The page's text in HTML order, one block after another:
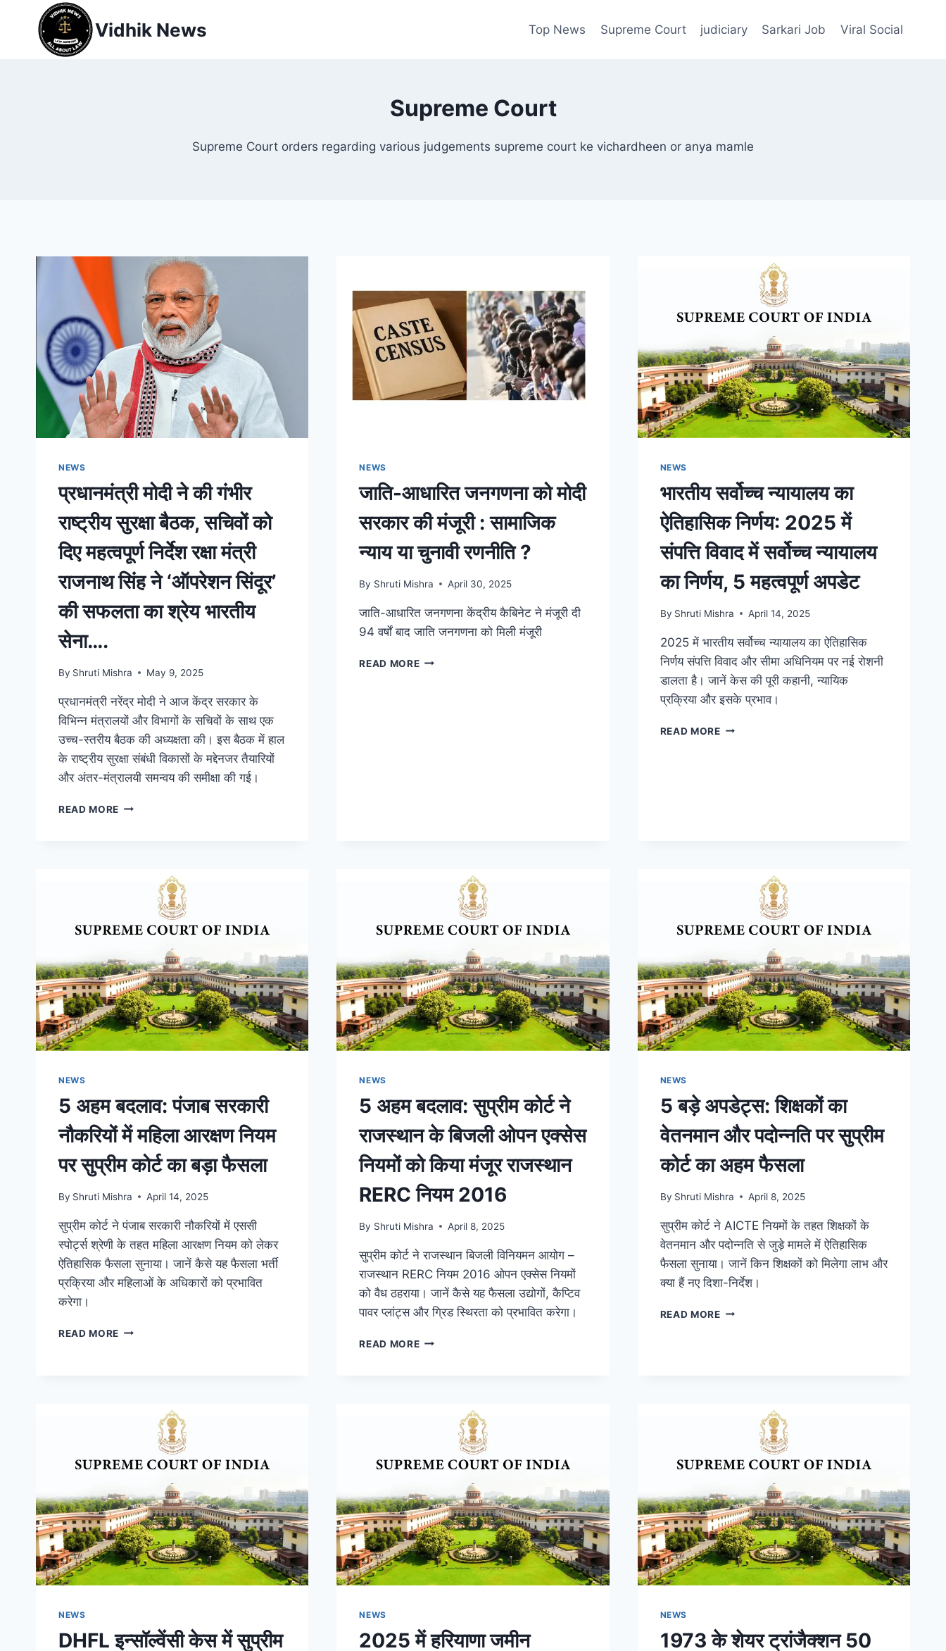
Vidhik News Top News Supreme Court judiciary Sarkari Job Viral Social
Supreme Court
Supreme Court orders regarding various judgements supreme court ke vichardheen or anya mamle
NEWS
प्रधानमंत्री मोदी ने की गंभीर
राष्ट्रीय सुरक्षा बैठक, सचिवों को
दिए महत्वपूर्ण निर्देश रक्षा मंत्री
राजनाथ सिंह ने ‘ऑपरेशन सिंदूर’
की सफलता का श्रेय भारतीय
सेना….
By Shruti Mishra May 9, 2025
प्रधानमंत्री नरेंद्र मोदी ने आज केंद्र सरकार के
विभिन्न मंत्रालयों और विभागों के सचिवों के साथ एक
उच्च-स्तरीय बैठक की अध्यक्षता की। इस बैठक में हाल
के राष्ट्रीय सुरक्षा संबंधी विकासों के मद्देनजर तैयारियों
और अंतर-मंत्रालयी समन्वय की समीक्षा की गई।
READ MORE
NEWS
जाति-आधारित जनगणना को मोदी
सरकार की मंजूरी : सामाजिक
न्याय या चुनावी रणनीति ?
By Shruti Mishra April 30, 2025
जाति-आधारित जनगणना केंद्रीय कैबिनेट ने मंजूरी दी
94 वर्षों बाद जाति जनगणना को मिली मंजूरी
READ MORE
NEWS
भारतीय सर्वोच्च न्यायालय का
ऐतिहासिक निर्णय: 2025 में
संपत्ति विवाद में सर्वोच्च न्यायालय
का निर्णय, 5 महत्वपूर्ण अपडेट
By Shruti Mishra April 14, 2025
2025 में भारतीय सर्वोच्च न्यायालय का ऐतिहासिक
निर्णय संपत्ति विवाद और सीमा अधिनियम पर नई रोशनी
डालता है। जानें केस की पूरी कहानी, न्यायिक
प्रक्रिया और इसके प्रभाव।
READ MORE
NEWS
5 अहम बदलाव: पंजाब सरकारी
नौकरियों में महिला आरक्षण नियम
पर सुप्रीम कोर्ट का बड़ा फैसला
By Shruti Mishra April 14, 2025
सुप्रीम कोर्ट ने पंजाब सरकारी नौकरियों में एससी
स्पोर्ट्स श्रेणी के तहत महिला आरक्षण नियम को लेकर
ऐतिहासिक फैसला सुनाया। जानें कैसे यह फैसला भर्ती
प्रक्रिया और महिलाओं के अधिकारों को प्रभावित
करेगा।
READ MORE
NEWS
5 अहम बदलाव: सुप्रीम कोर्ट ने
राजस्थान के बिजली ओपन एक्सेस
नियमों को किया मंजूर राजस्थान
RERC नियम 2016
By Shruti Mishra April 8, 2025
सुप्रीम कोर्ट ने राजस्थान बिजली विनियमन आयोग –
राजस्थान RERC नियम 2016 ओपन एक्सेस नियमों
को वैध ठहराया। जानें कैसे यह फैसला उद्योगों, कैप्टिव
पावर प्लांट्स और ग्रिड स्थिरता को प्रभावित करेगा।
READ MORE
NEWS
5 बड़े अपडेट्स: शिक्षकों का
वेतनमान और पदोन्नति पर सुप्रीम
कोर्ट का अहम फैसला
By Shruti Mishra April 8, 2025
सुप्रीम कोर्ट ने AICTE नियमों के तहत शिक्षकों के
वेतनमान और पदोन्नति से जुड़े मामले में ऐतिहासिक
फैसला सुनाया। जानें किन शिक्षकों को मिलेगा लाभ और
क्या हैं नए दिशा-निर्देश।
READ MORE
NEWS
DHFL इन्सॉल्वेंसी केस में सुप्रीम
NEWS
2025 में हरियाणा जमीन
NEWS
1973 के शेयर ट्रांजैक्शन 50